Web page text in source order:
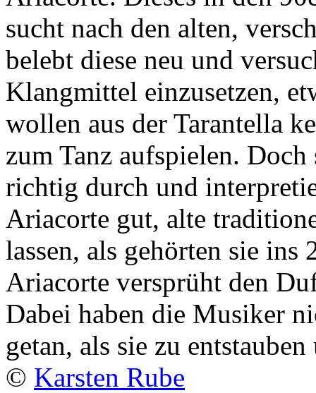
sucht nach den alten,
belebt diese neu und
Klangmittel einzusetzen,
wollen aus der Tarantella
zum Tanz aufspielen.
richtig durch und
Ariacorte gut, alte
lassen, als gehörten sie
Ariacorte versprüht den
Dabei haben die Musiker
getan, als sie zu
© Karsten Rube